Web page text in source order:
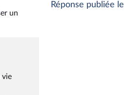
un
vie
Réponse publiée le